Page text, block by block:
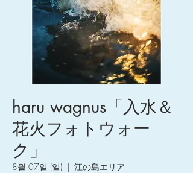
haru wagnus「入水＆
花火フォトウォー
ク」
8월 07일 (일)
  |
江の島エリア